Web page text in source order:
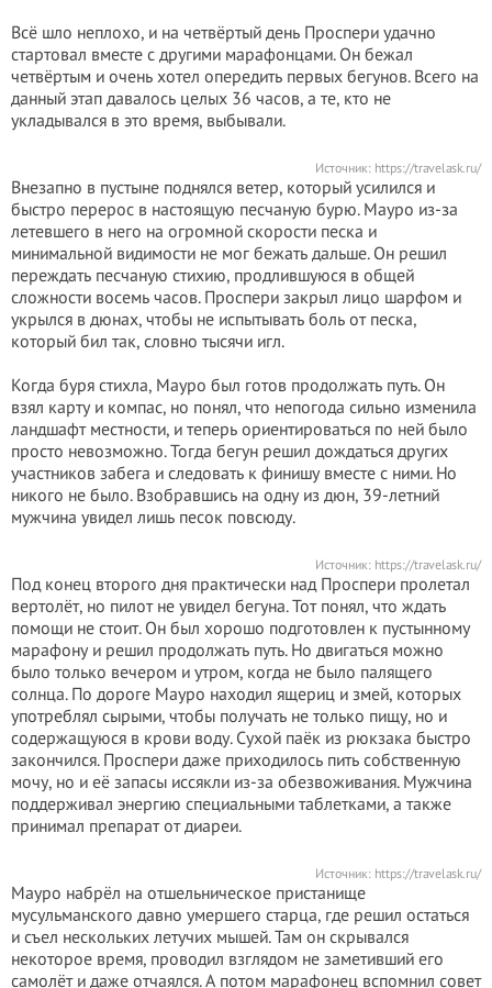
Всё шло неплохо, и на четвёртый день Проспери удачно
стартовал вместе с другими марафонцами. Он бежал
четвёртым и очень хотел опередить первых бегунов. Всего на
данный этап давалось целых 36 часов, а те, кто не
укладывался в это время, выбывали.
Источник: https://travelask.ru/
Внезапно в пустыне поднялся ветер, который усилился и
быстро перерос в настоящую песчаную бурю. Мауро из-за
летевшего в него на огромной скорости песка и
минимальной видимости не мог бежать дальше. Он решил
переждать песчаную стихию, продлившуюся в общей
сложности восемь часов. Проспери закрыл лицо шарфом и
укрылся в дюнах, чтобы не испытывать боль от песка,
который бил так, словно тысячи игл.
Когда буря стихла, Мауро был готов продолжать путь. Он
взял карту и компас, но понял, что непогода сильно изменила
ландшафт местности, и теперь ориентироваться по ней было
просто невозможно. Тогда бегун решил дождаться других
участников забега и следовать к финишу вместе с ними. Но
никого не было. Взобравшись на одну из дюн, 39-летний
мужчина увидел лишь песок повсюду.
Источник: https://travelask.ru/
Под конец второго дня практически над Проспери пролетал
вертолёт, но пилот не увидел бегуна. Тот понял, что ждать
помощи не стоит. Он был хорошо подготовлен к пустынному
марафону и решил продолжать путь. Но двигаться можно
было только вечером и утром, когда не было палящего
солнца. По дороге Мауро находил ящериц и змей, которых
употреблял сырыми, чтобы получать не только пищу, но и
содержащуюся в крови воду. Сухой паёк из рюкзака быстро
закончился. Проспери даже приходилось пить собственную
мочу, но и её запасы иссякли из-за обезвоживания. Мужчина
поддерживал энергию специальными таблетками, а также
принимал препарат от диареи.
Источник: https://travelask.ru/
Мауро набрёл на отшельническое пристанище
мусульманского давно умершего старца, где решил остаться
и съел нескольких летучих мышей. Там он скрывался
некоторое время, проводил взглядом не заметивший его
самолёт и даже отчаялся. А потом марафонец вспомнил совет